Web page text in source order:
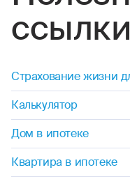
Екатеринбург
Нижний Новгород
Показать еще